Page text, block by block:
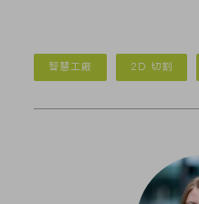
智慧工廠 2D 切割